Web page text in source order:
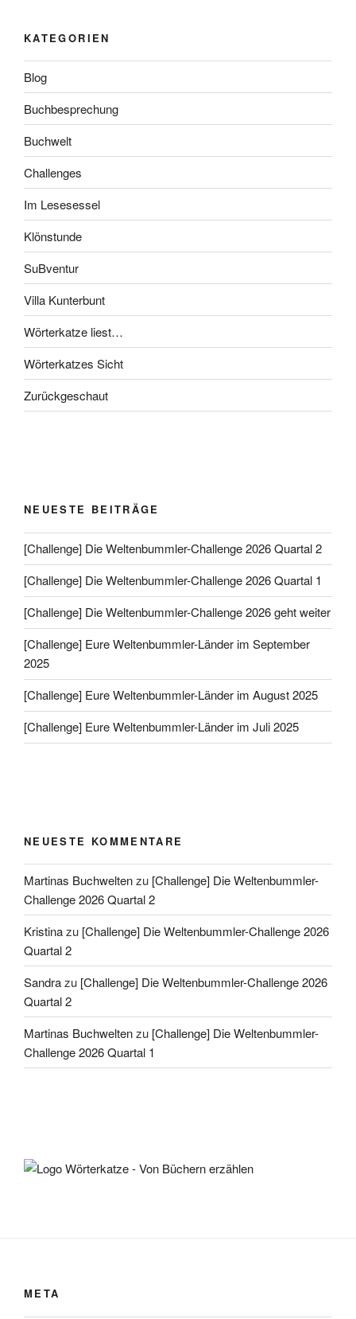
KATEGORIEN
Blog
Buchbesprechung
Buchwelt
Challenges
Im Lesesessel
Klönstunde
SuBventur
Villa Kunterbunt
Wörterkatze liest…
Wörterkatzes Sicht
Zurückgeschaut
NEUESTE BEITRÄGE
[Challenge] Die Weltenbummler-Challenge 2026 Quartal 2
[Challenge] Die Weltenbummler-Challenge 2026 Quartal 1
[Challenge] Die Weltenbummler-Challenge 2026 geht weiter
[Challenge] Eure Weltenbummler-Länder im September
2025
[Challenge] Eure Weltenbummler-Länder im August 2025
[Challenge] Eure Weltenbummler-Länder im Juli 2025
NEUESTE KOMMENTARE
Martinas Buchweltenzu [Challenge] Die Weltenbummler-
Challenge 2026 Quartal 2
Kristinazu [Challenge] Die Weltenbummler-Challenge 2026
Quartal 2
Sandrazu [Challenge] Die Weltenbummler-Challenge 2026
Quartal 2
Martinas Buchweltenzu [Challenge] Die Weltenbummler-
Challenge 2026 Quartal 1
META